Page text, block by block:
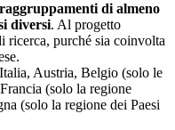
raggruppamenti di almeno
diversi. Al progetto
ricerca, purché sia coinvolta
Austria, Belgio (solo le
(solo la regione
(solo la regione dei Paesi